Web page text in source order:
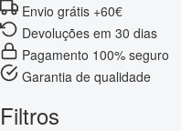
Envio grátis +60€
Devoluções em 30 dias
Pagamento 100% seguro
Garantia de qualidade
Filtros